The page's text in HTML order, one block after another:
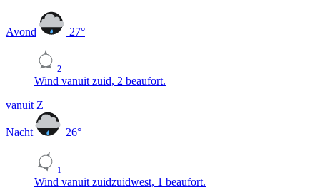
Avond 27°
2
Wind vanuit zuid, 2 beaufort.
vanuit Z
Nacht 26°
1
Wind vanuit zuidzuidwest, 1 beaufort.